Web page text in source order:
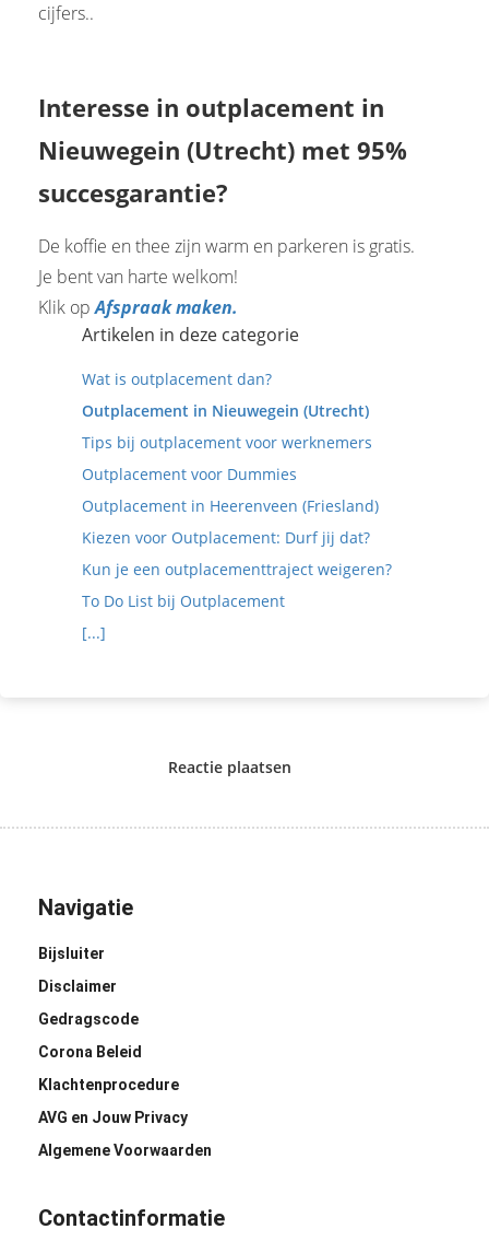
cijfers..
Interesse in outplacement in
Nieuwegein (Utrecht) met 95%
succesgarantie?
De koffie en thee zijn warm en parkeren is gratis.
Je bent van harte welkom!
Klik opAfspraak maken.
Artikelen in deze categorie
Wat is outplacement dan?
Outplacement in Nieuwegein (Utrecht)
Tips bij outplacement voor werknemers
Outplacement voor Dummies
Outplacement in Heerenveen (Friesland)
Kiezen voor Outplacement: Durf jij dat?
Kun je een outplacementtraject weigeren?
To Do List bij Outplacement
[...]
Reactie plaatsen
Navigatie
Bijsluiter
Disclaimer
Gedragscode
Corona Beleid
Klachtenprocedure
AVG en Jouw Privacy
Algemene Voorwaarden
Contactinformatie